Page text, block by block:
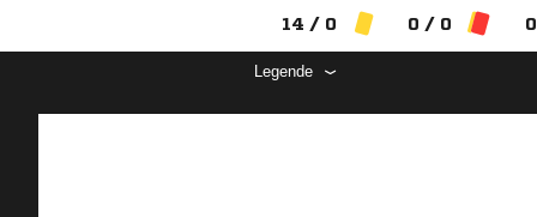
14 / 0 0 / 0
Legende